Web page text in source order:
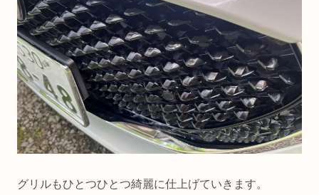
グリルもひとつひとつ綺麗に仕上げていきます。